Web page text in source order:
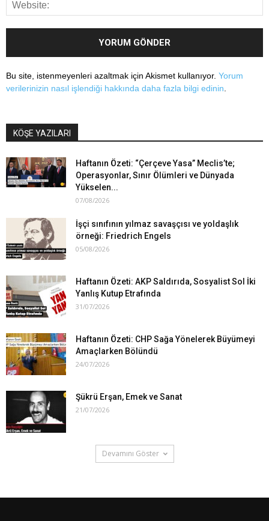
Bu site, istenmeyenleri azaltmak için Akismet kullanıyor. Yorum
verilerinizin nasıl işlendiği hakkında daha fazla bilgi edinin
KÖŞE YAZILARI
Haftanın Özeti: “Çerçeve Yasa” Meclis’te;
Operasyonlar, Sınır Ölümleri ve Dünyada
Yükselen...
07/08/2026
İşçi sınıfının yılmaz savaşçısı ve yoldaşlık
örneği: Friedrich Engels
05/08/2026
Haftanın Özeti: AKP Saldırıda, Sosyalist Sol İki
Yanlış Kutup Etrafında
31/07/2026
Haftanın Özeti: CHP Sağa Yönelerek Büyümeyi
Amaçlarken Bölündü
24/07/2026
Şükrü Erşan, Emek ve Sanat
21/07/2026
Devamını Göster